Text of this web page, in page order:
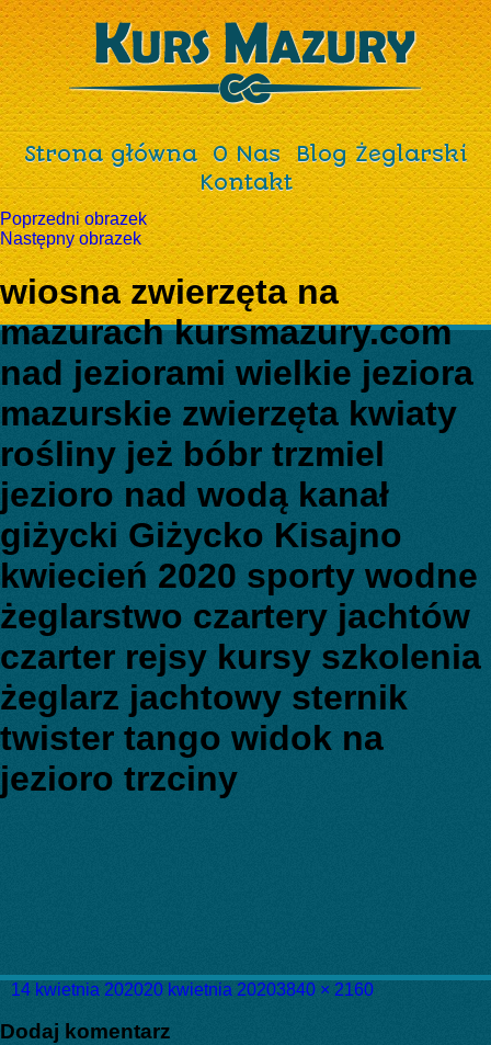
Strona główna O Nas
Blog Żeglarski
Kontakt
Poprzedni obrazek
Następny obrazek
wiosna zwierzęta na
mazurach kursmazury.com
nad jeziorami wielkie jeziora
mazurskie zwierzęta kwiaty
rośliny jeż bóbr trzmiel
jezioro nad wodą kanał
giżycki Giżycko Kisajno
kwiecień 2020 sporty wodne
żeglarstwo czartery jachtów
czarter rejsy kursy szkolenia
żeglarz jachtowy sternik
twister tango widok na
jezioro trzciny
Data
14 kwietnia 202020 kwietnia 2020Pełny
3840 × 2160
Dodaj komentarz